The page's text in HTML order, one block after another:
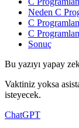
Neden C
C
C
Sonuç
Bu yazıyı yapay
Vaktiniz yoksa
isteyecek.
ChatGPT